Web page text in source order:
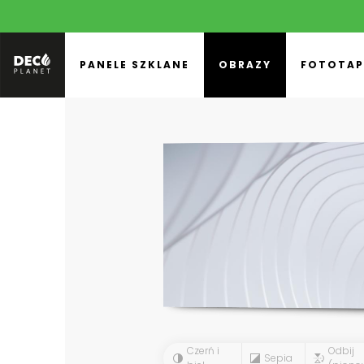
PANELE SZKLANE OBRAZY
Czerń i
Sepia
Odbij